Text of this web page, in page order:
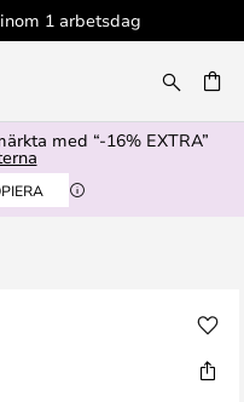
1 arbetsdag
med “-16% EXTRA”